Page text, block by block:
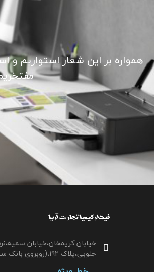
همواره بر این شعار استواریم و
خیابان کریمخان،خیابان
جنوبی،پلاک 192،(روبروی بانک سپه)طبقه 3،واحد 14